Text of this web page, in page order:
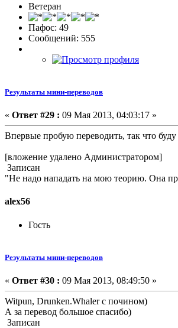
Ветеран
Пафос: 49
Сообщений: 555
Результаты мини-переводов
« Ответ #29 : 09 Мая 2013, 04:03:17 »
Впервые пробую переводить, так что буду
[вложение удалено Администратором]
Записан
"Не надо нападать на мою теорию. Она
alex56
Гость
Результаты мини-переводов
« Ответ #30 : 09 Мая 2013, 08:49:50 »
Witpun, Drunken.Whaler с почином)
А за перевод большое спасибо)
Записан